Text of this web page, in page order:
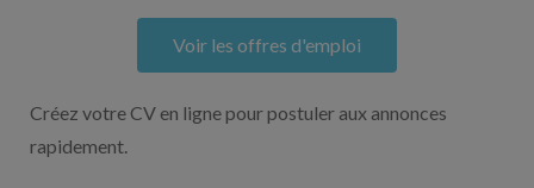
Voir les offres d'emploi
Créez votre CV en ligne pour postuler aux annonces
rapidement.